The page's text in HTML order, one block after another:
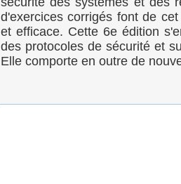
d'exercices corrigés font de
et efficace. Cette 6e édition
des protocoles de sécurité et
Elle comporte en outre de